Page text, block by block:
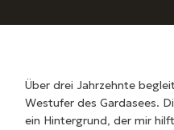
Über drei Jahrzehnte
Westufer des Gardasees.
ein Hintergrund, der mir